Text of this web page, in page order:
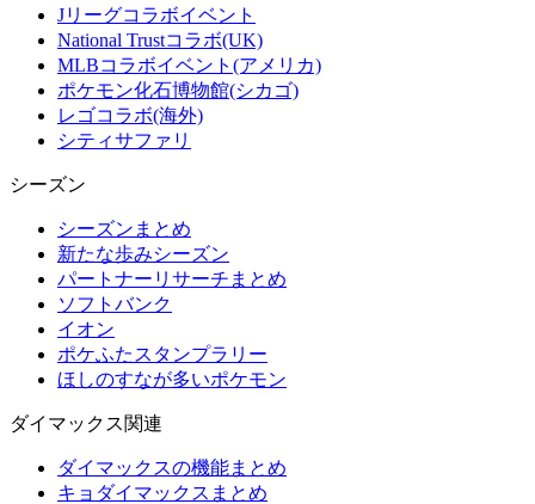
Jリーグコラボイベント
National Trustコラボ(UK)
MLBコラボイベント(アメリカ)
ポケモン化石博物館(シカゴ)
レゴコラボ(海外)
シティサファリ
シーズン
シーズンまとめ
新たな歩みシーズン
パートナーリサーチまとめ
ソフトバンク
イオン
ポケふたスタンプラリー
ほしのすなが多いポケモン
ダイマックス関連
ダイマックスの機能まとめ
キョダイマックスまとめ